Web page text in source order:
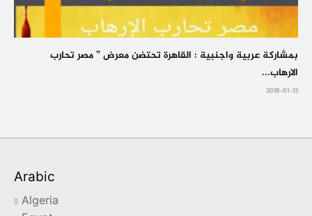
بمشاركة عربية واجنبية : القاهرة تحتضن معرض ” مصر تحارب
الارهاب...
2018-01-13
Arabic
Algeria